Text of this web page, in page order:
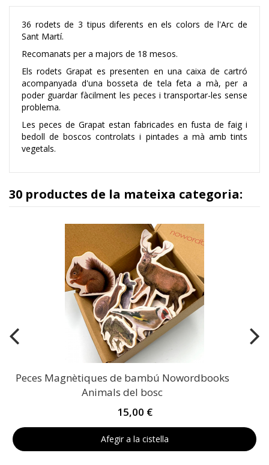
36 rodets de 3 tipus diferents en els colors de l'Arc de
Sant Martí.
Recomanats per a majors de 18 mesos.
Els rodets Grapat es presenten en una caixa de cartró
acompanyada d'una bosseta de tela feta a mà, per a
poder guardar fàcilment les peces i transportar-les sense
problema.
Les peces de Grapat estan fabricades en fusta de faig i
bedoll de boscos controlats i pintades a mà amb tints
vegetals.
30 productes de la mateixa categoria:
Peces Magnètiques de bambú Nowordbooks
Animals del bosc
15,00 €
Afegir a la cistella